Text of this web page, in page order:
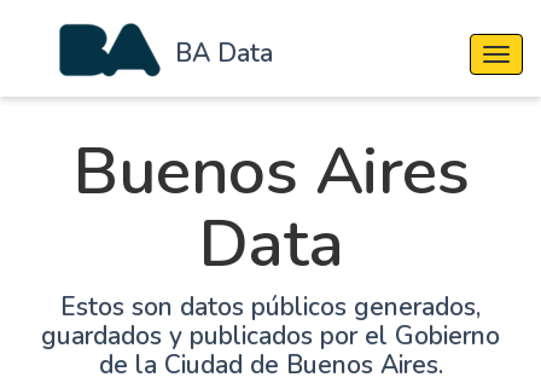
BA Data
Buenos Aires
Data
Estos son datos públicos generados,
guardados y publicados por el Gobierno
de la Ciudad de Buenos Aires.